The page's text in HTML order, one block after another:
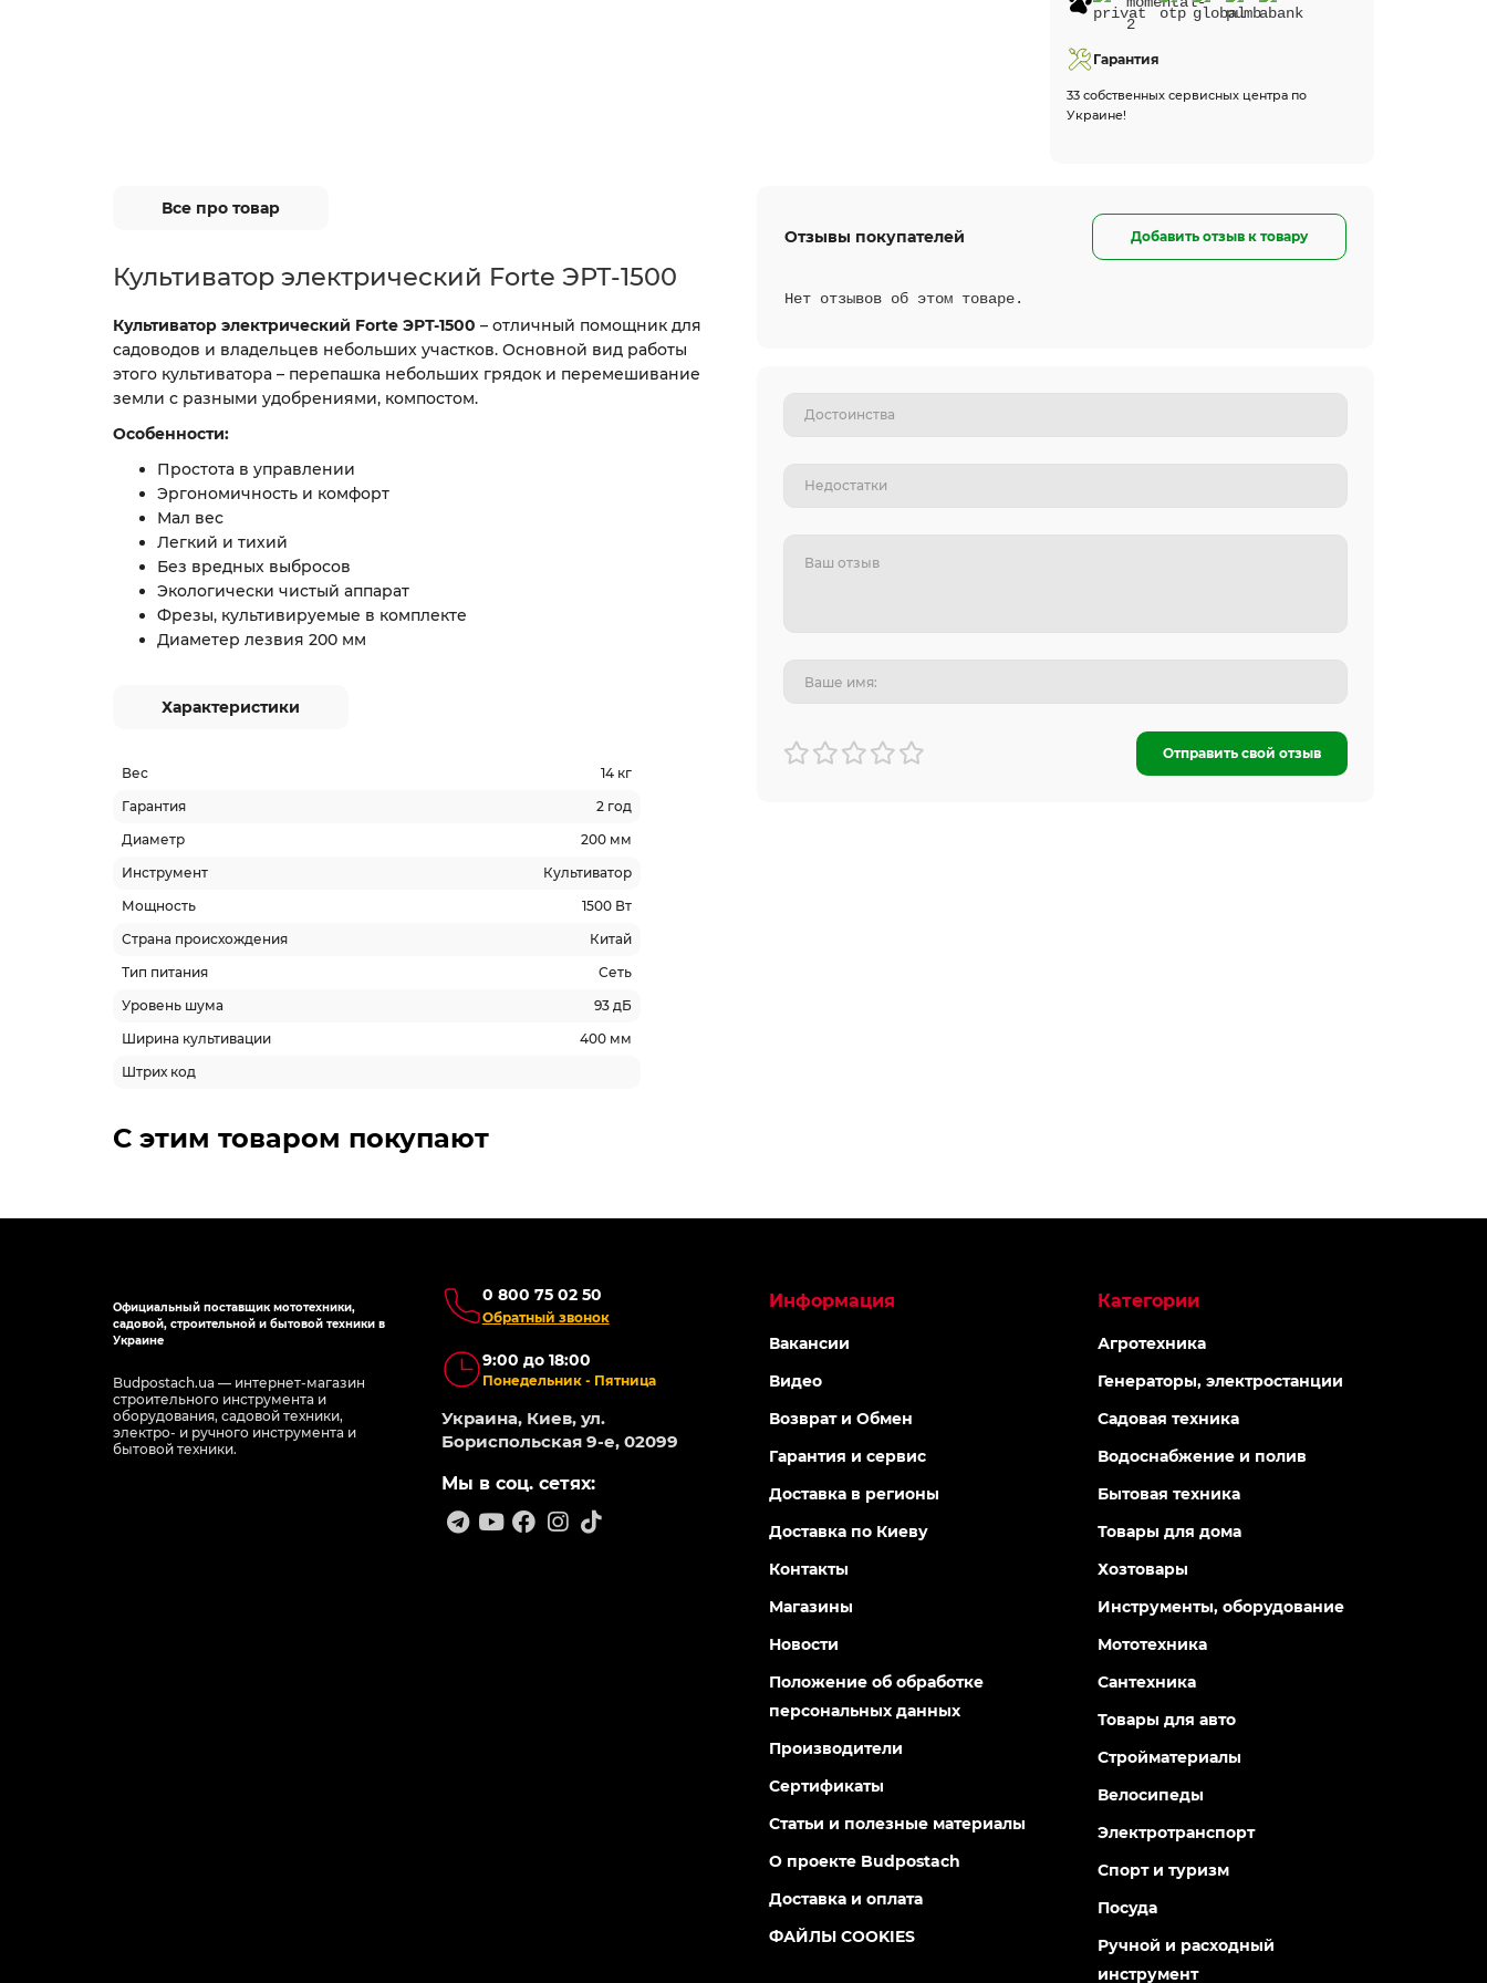
Гарантия
33 собственных сервисных центра по
Украине!
Все про товар
Культиватор электрический Forte ЭРТ-1500
Культиватор электрический Forte ЭРТ-1500 – отличный помощник для
садоводов и владельцев небольших участков. Основной вид работы
этого культиватора – перепашка небольших грядок и перемешивание
земли с разными удобрениями, компостом.
Особенности:
Простота в управлении
Эргономичность и комфорт
Мал вес
Легкий и тихий
Без вредных выбросов
Экологически чистый аппарат
Фрезы, культивируемые в комплекте
Диаметер лезвия 200 мм
Характеристики
Вес
14 кг
Гарантия
2 год
Диаметр
200 мм
Инструмент
Культиватор
Мощность
1500 Вт
Страна происхождения
Китай
Тип питания
Сеть
Уровень шума
93 дБ
Ширина культивации
400 мм
Штрих код
Отзывы покупателей Добавить отзыв к товару
Нет отзывов об этом товаре.
Отправить свой отзыв
С этим товаром покупают
Официальный поставщик мототехники,
садовой, строительной и бытовой техники в
Украине
Budpostach.ua — интернет-магазин
строительного инструмента и
оборудования, садовой техники,
электро- и ручного инструмента и
бытовой техники.
0 800 75 02 50
Обратный звонок
9:00 до 18:00
Понедельник - Пятница
Украина, Киев, ул.
Бориспольская 9-е, 02099
Мы в соц. сетях:
Информация
Вакансии
Видео
Возврат и Обмен
Гарантия и сервис
Доставка в регионы
Доставка по Киеву
Контакты
Магазины
Новости
Положение об обработке
персональных данных
Производители
Сертификаты
Статьи и полезные материалы
О проекте Budpostach
Доставка и оплата
ФАЙЛЫ COOKIES
Категории
Агротехника
Генераторы, электростанции
Садовая техника
Водоснабжение и полив
Бытовая техника
Товары для дома
Хозтовары
Инструменты, оборудование
Мототехника
Сантехника
Товары для авто
Стройматериалы
Велосипеды
Электротранспорт
Спорт и туризм
Посуда
Ручной и расходный
инструмент